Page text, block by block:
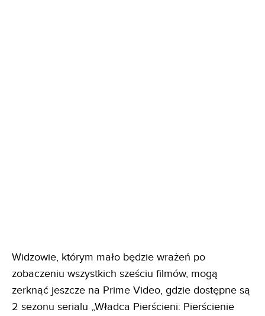
Widzowie, którym mało będzie wrażeń po
zobaczeniu wszystkich sześciu filmów, mogą
zerknąć jeszcze na Prime Video, gdzie dostępne są
2 sezonu serialu „Władca Pierścieni: Pierścienie